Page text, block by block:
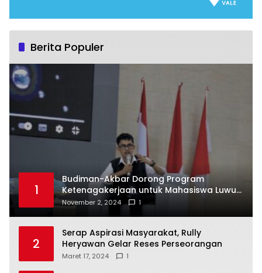
Berita Populer
1
Budiman-Akbar Dorong Program
Ketenagakerjaan untuk Mahasiswa Luwu
Timur, Juru Bicara: Ini Peluang Nyata bagi
November 2, 2024 1
2
Serap Aspirasi Masyarakat, Rully
Heryawan Gelar Reses Perseorangan
Maret 17, 2024 1